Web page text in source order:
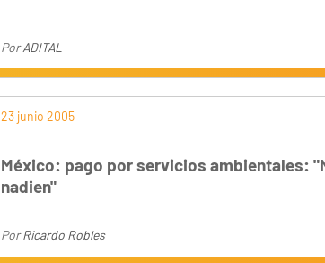
PorADITAL
23 junio 2005
México: pago por servicios ambientales:
nadien"
PorRicardo Robles